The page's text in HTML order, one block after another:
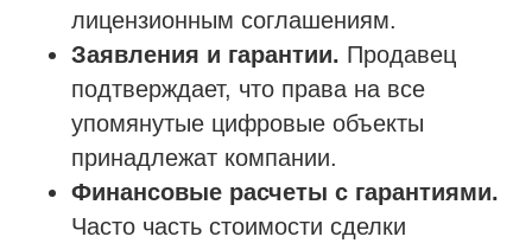
лицензионным соглашениям.
Заявления и гарантии. Продавец
подтверждает, что права на все
упомянутые цифровые объекты
принадлежат компании.
Финансовые расчеты с гарантиями.
Часто часть стоимости сделки
О компании
Лицензии
Лицензия на лом металлов
Лицензия Минкультуры
Лицензия МЧС